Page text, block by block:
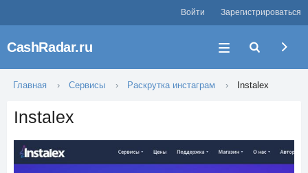
Войти Зарегистрироваться
CashRadar.ru
Главная Сервисы Раскрутка инстаграм Instalex
Instalex